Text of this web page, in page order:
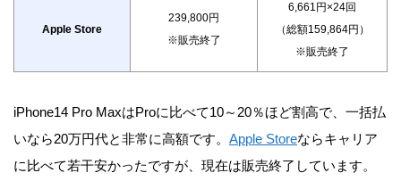
Apple Store
239,800円
※販売終了
6,661円×24回
（総額159,864円）
※販売終了
iPhone14 Pro MaxはProに比べて10～20％ほど割高で、一括払
いなら20万円代と非常に高額です。 Apple Storeならキャリア
に比べて若干安かったですが、現在は販売終了しています。